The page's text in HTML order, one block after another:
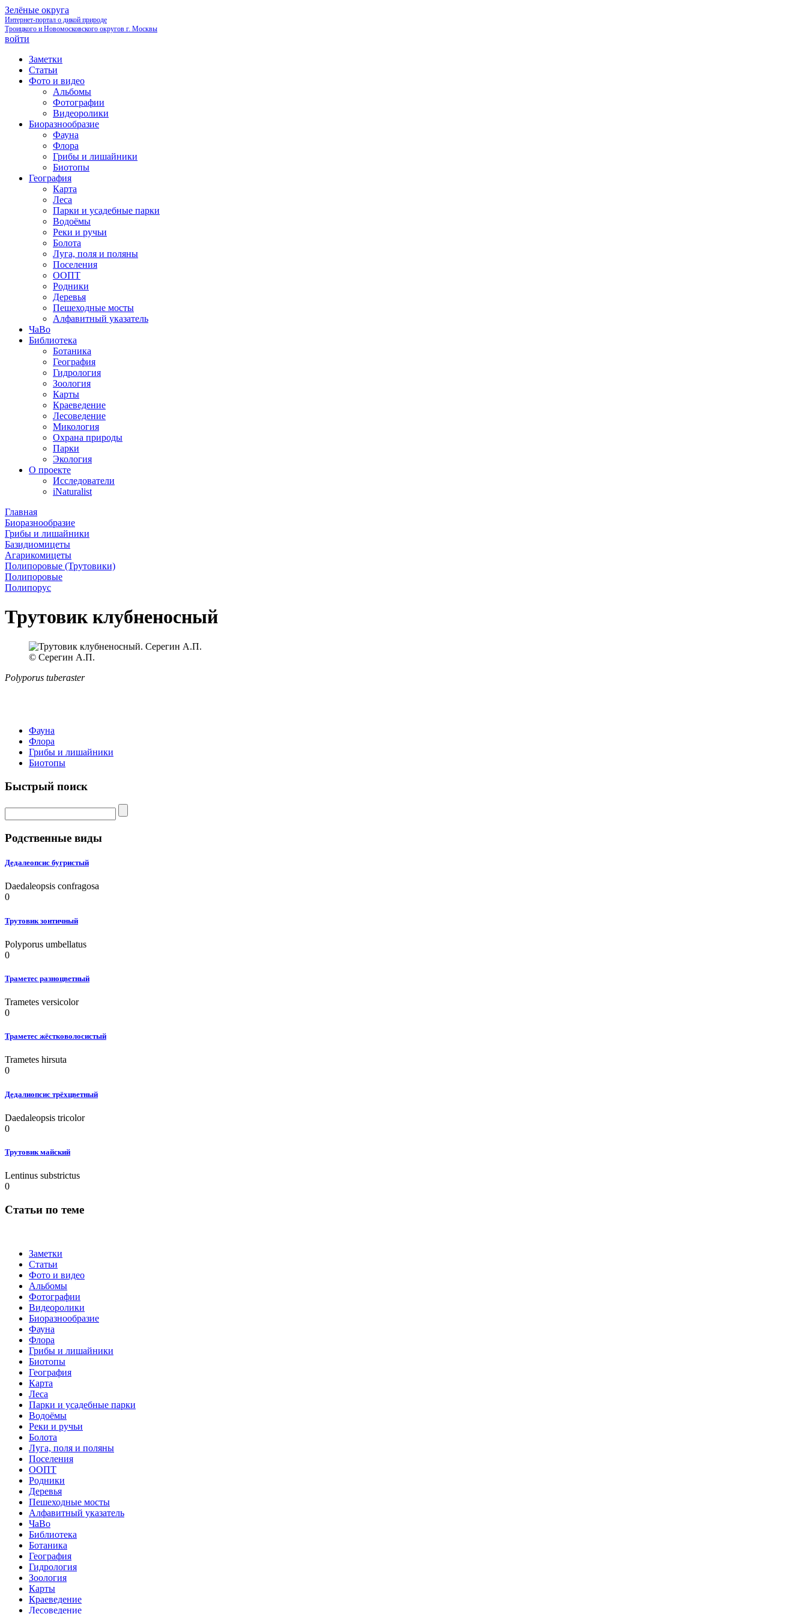
Зелёные округа
Интернет-портал о дикой природе
Троицкого и Новомосковского округов г. Москвы
войти
Заметки
Статьи
Фото и видео
Альбомы
Фотографии
Видеоролики
Биоразнообразие
Фауна
Флора
Грибы и лишайники
Биотопы
География
Карта
Леса
Парки и усадебные парки
Водоёмы
Реки и ручьи
Болота
Луга, поля и поляны
Поселения
ООПТ
Родники
Деревья
Пешеходные мосты
Алфавитный указатель
ЧаВо
Библиотека
Ботаника
География
Гидрология
Зоология
Карты
Краеведение
Лесоведение
Микология
Охрана природы
Парки
Экология
О проекте
Исследователи
iNaturalist
Главная
Биоразнообразие
Грибы и лишайники
Базидиомицеты
Агарикомицеты
Полипоровые (Трутовики)
Полипоровые
Полипорус
Трутовик клубненосный
© Серегин А.П.
Polyporus tuberaster
Фауна
Флора
Грибы и лишайники
Биотопы
Быстрый поиск
Родственные виды
Дедалеопсис бугристый
Daedaleopsis confragosa
0
Трутовик зонтичный
Polyporus umbellatus
0
Траметес разноцветный
Trametes versicolor
0
Траметес жёстковолосистый
Trametes hirsuta
0
Дедалиопсис трёхцветный
Daedaleopsis tricolor
0
Трутовик майский
Lentinus substrictus
0
Статьи по теме
Заметки
Статьи
Фото и видео
Альбомы
Фотографии
Видеоролики
Биоразнообразие
Фауна
Флора
Грибы и лишайники
Биотопы
География
Карта
Леса
Парки и усадебные парки
Водоёмы
Реки и ручьи
Болота
Луга, поля и поляны
Поселения
ООПТ
Родники
Деревья
Пешеходные мосты
Алфавитный указатель
ЧаВо
Библиотека
Ботаника
География
Гидрология
Зоология
Карты
Краеведение
Лесоведение